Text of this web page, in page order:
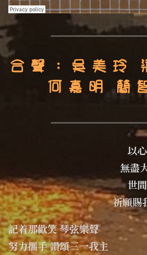
合 聲 ： 吳 美 玲
何 嘉 明  簡
以
無盡
世
祈願賜
記着那歡笑 琴弦樂聲
努力攜手 讚頌三一我主